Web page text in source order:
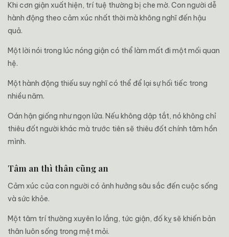
Khi cơn giận xuất hiện, trí tuệ thường bị che mờ. Con người dễ
hành động theo cảm xúc nhất thời mà không nghĩ đến hậu
quả.
Một lời nói trong lúc nóng giận có thể làm mất đi một mối quan
hệ.
Một hành động thiếu suy nghĩ có thể để lại sự hối tiếc trong
nhiều năm.
Oán hận giống như ngọn lửa. Nếu không dập tắt, nó không chỉ
thiêu đốt người khác mà trước tiên sẽ thiêu đốt chính tâm hồn
mình.
Tâm an thì thân cũng an
Cảm xúc của con người có ảnh hưởng sâu sắc đến cuộc sống
và sức khỏe.
Một tâm trí thường xuyên lo lắng, tức giận, đố kỵ sẽ khiến bản
thân luôn sống trong mệt mỏi.